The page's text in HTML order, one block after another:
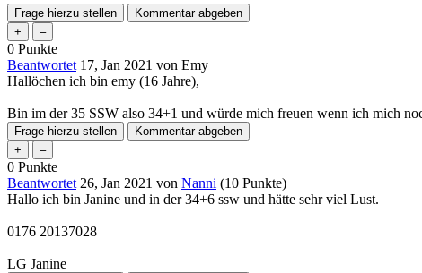
0 Punkte
Beantwortet 17, Jan 2021 von Emy
Hallöchen ich bin emy (16 Jahre),
Bin im der 35 SSW also 34+1 und würde mich freuen wenn ich mich
0 Punkte
Beantwortet 26, Jan 2021 von Nanni (10 Punkte)
Hallo ich bin Janine und in der 34+6 ssw und hätte sehr viel Lust.
0176 20137028
LG Janine